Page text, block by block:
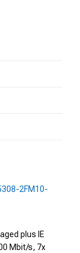
2FM10-
plus IE
Mbit/s, 7x